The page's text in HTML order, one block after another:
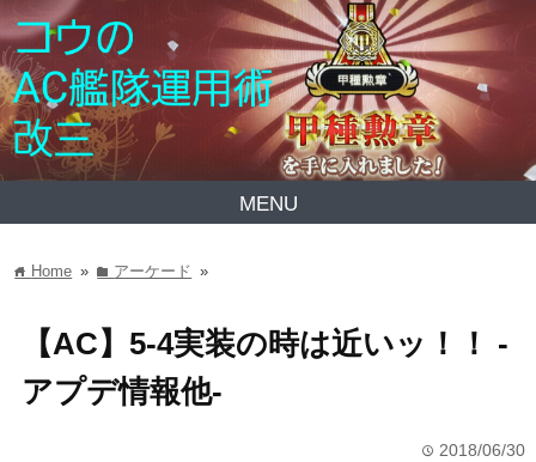
MENU
home Home » folder アーケード »
【AC】5-4実装の時は近いッ！！ -
アプデ情報他-
time 2018/06/30